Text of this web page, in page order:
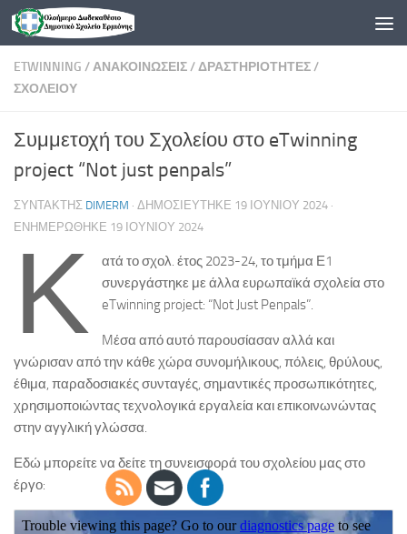
Skip to content
ETWINNING /ΑΝΑΚΟΙΝΏΣΕΙΣ/ΔΡΑΣΤΗΡΙΌΤΗΤΕΣ/
ΣΧΟΛΕΊΟΥ
Συμμετοχή του Σχολείου στο eTwinning
project “Not just penpals”
ΣΥΝΤΆΚΤΗΣ DIMERM · ΔΗΜΟΣΙΕΎΤΗΚΕ 19 ΙΟΥΝΊΟΥ 2024 ·
ΕΝΗΜΕΡΏΘΗΚΕ 19 ΙΟΥΝΊΟΥ 2024
Κ
ατά το σχολ. έτος 2023-24, το τμήμα Ε1
συνεργάστηκε με άλλα ευρωπαϊκά σχολεία στο
eTwinning project: “Not Just Penpals”.
Mέσα από αυτό παρουσίασαν αλλά και
γνώρισαν από την κάθε χώρα συνομήλικους, πόλεις, θρύλους,
έθιμα, παραδοσιακές συνταγές, σημαντικές προσωπικότητες,
χρησιμοποιώντας τεχνολογικά εργαλεία και επικοινωνώντας
στην αγγλική γλώσσα.
Εδώ μπορείτε να δείτε τη συνεισφορά του σχολείου μας στο
έργο: